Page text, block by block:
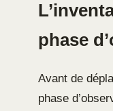
phase
Avant de
phase